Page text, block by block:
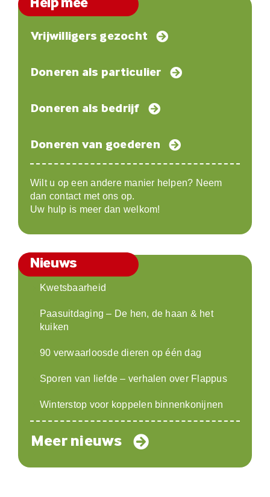
Help mee
Vrijwilligers gezocht
Doneren als particulier
Doneren als bedrijf
Doneren van goederen
Wilt u op een andere manier helpen? Neem
dan contact met ons op.
Uw hulp is meer dan welkom!
Nieuws
Kwetsbaarheid
Paasuitdaging – De hen, de haan & het
kuiken
90 verwaarloosde dieren op één dag
Sporen van liefde – verhalen over Flappus
Winterstop voor koppelen binnenkonijnen
Meer nieuws